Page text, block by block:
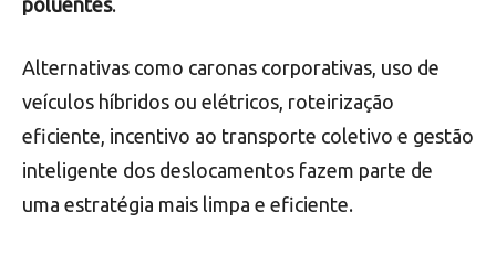
poluentes.
Alternativas como caronas corporativas, uso de
veículos híbridos ou elétricos, roteirização
eficiente, incentivo ao transporte coletivo e gestão
inteligente dos deslocamentos fazem parte de
uma estratégia mais limpa e eficiente.